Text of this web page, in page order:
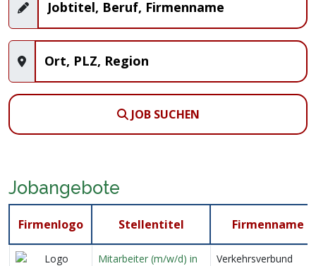
JOB SUCHEN
Jobangebote
Firmenlogo Stellentitel Firmenname
Mitarbeiter (m/w/d) in
Verkehrsverbund